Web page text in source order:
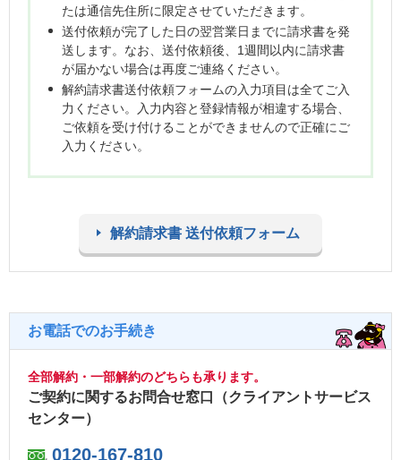
たは通信先住所に限定させていただきます。
送付依頼が完了した日の翌営業日までに請求書を発
送します。なお、送付依頼後、1週間以内に請求書
が届かない場合は再度ご連絡ください。
解約請求書送付依頼フォームの入力項目は全てご入
力ください。入力内容と登録情報が相違する場合、
ご依頼を受け付けることができませんので正確にご
入力ください。
解約請求書 送付依頼フォーム
お電話でのお手続き
全部解約・一部解約のどちらも承ります。
ご契約に関するお問合せ窓口（クライアントサービス
センター）
0120-167-810